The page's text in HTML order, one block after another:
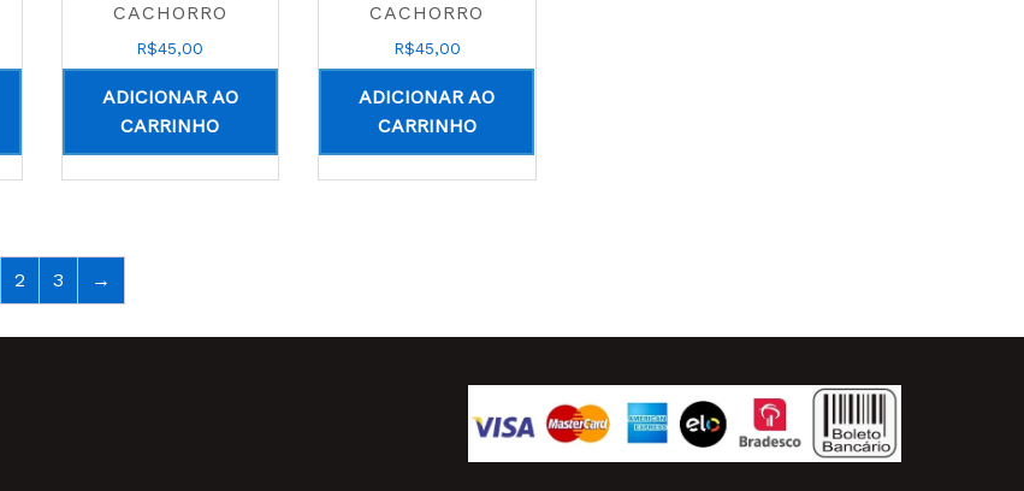
CACHORRO
R$45,00
ADICIONAR AO
CARRINHO
CACHORRO
R$45,00
ADICIONAR AO
CARRINHO
2 3 →